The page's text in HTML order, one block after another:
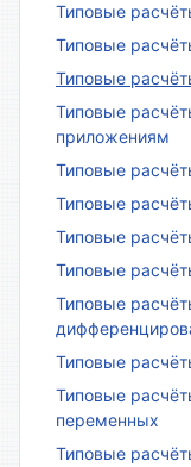
Типовые
Типовые
Типовые
Типовые
приложениям
Типовые
Типовые
Типовые
Типовые
Типовые
Типовые
Типовые
переменных
Типовые